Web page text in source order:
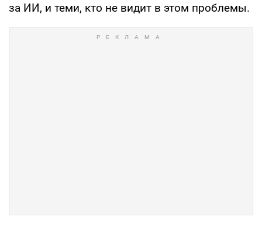
за ИИ, и теми, кто не видит в этом проблемы.